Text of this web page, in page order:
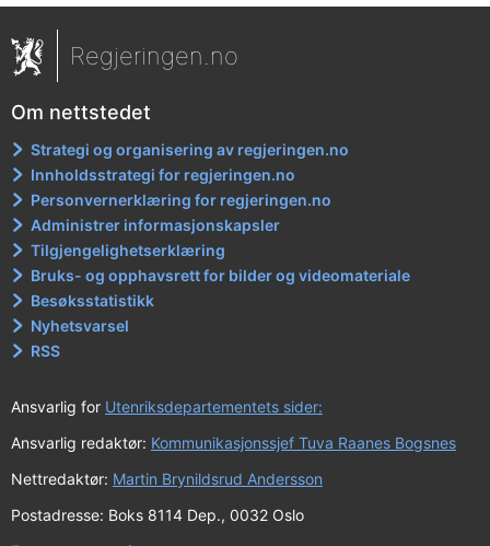
a
n
e
n
o
f
f
e
l
g
v
i
Regjeringen.no
Om nettstedet
Strategi og organisering av regjeringen.no
Innholdsstrategi for regjeringen.no
Personvernerklæring for regjeringen.no
Administrer informasjonskapsler
Tilgjengelighetserklæring
Bruks- og opphavsrett for bilder og videomateriale
Besøksstatistikk
Nyhetsvarsel
RSS
Ansvarlig for Utenriksdepartementets sider:
Ansvarlig redaktør: Kommunikasjonssjef Tuva Raanes Bogsnes
Nettredaktør: Martin Brynildsrud Andersson
Postadresse: Boks 8114 Dep., 0032 Oslo